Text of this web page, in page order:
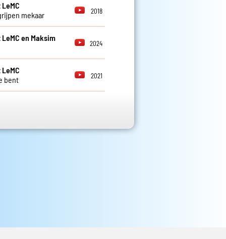
mekaar
2018
en Maksim
2024
bent
2021